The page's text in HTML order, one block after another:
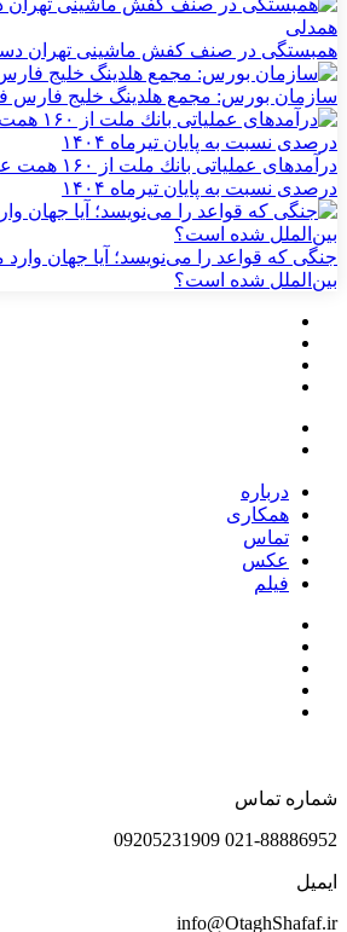
همبستگی در صنف کفش ماشینی تهران
سازمان بورس: مجمع هلدینگ خلیج فارس
درصدی نسبت به پایان تیرماه ۱۴۰۴
جنگی که قواعد را می‌نویسد؛ آیا جهان وارد
بین‌الملل شده است؟
درباره
همکاری
تماس
عکس
فیلم
شماره تماس
021-88886952 09205231909
ایمیل
info@OtaghShafaf.ir